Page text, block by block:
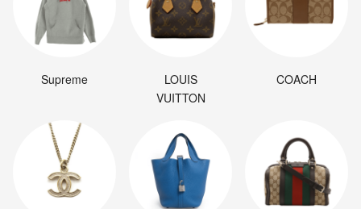
Supreme
LOUIS
VUITTON
COACH